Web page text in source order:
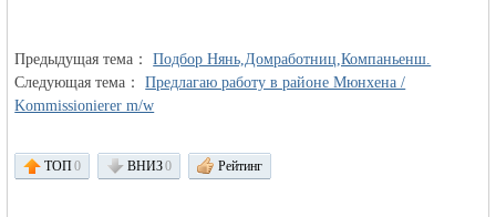
Предыдущая тема：Подбор Нянь,Домработниц,Компаньенш.
Следующая тема：Предлагаю работу в районе Мюнхена /
Kommissionierer m/w
ТОП0 ВНИЗ0 Рейтинг